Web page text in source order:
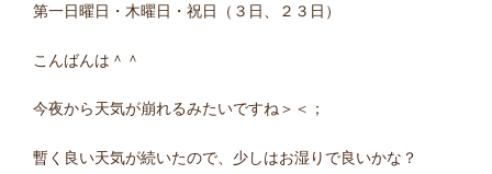
第一日曜日・木曜日・祝日（３日、２３日）
こんばんは＾＾
今夜から天気が崩れるみたいですね＞＜；
暫く良い天気が続いたので、少しはお湿りで良いかな？